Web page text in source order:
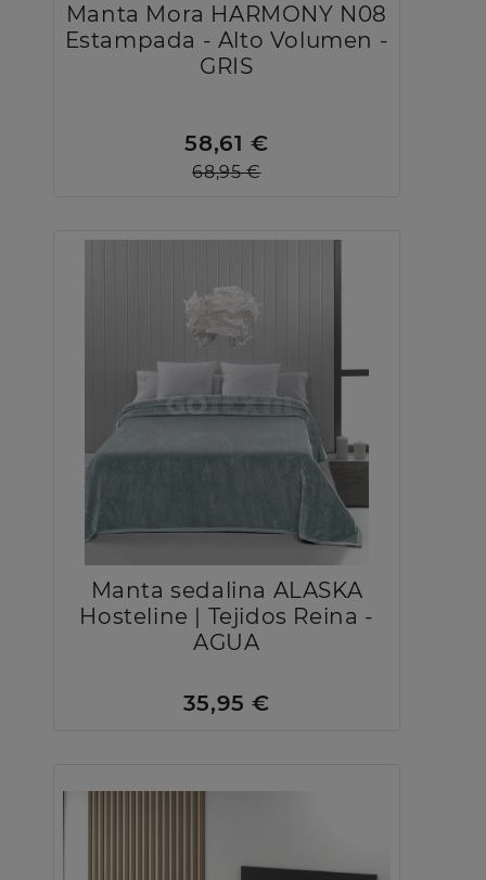
Manta Mora HARMONY N08
Estampada - Alto Volumen -
GRIS
58,61 €
68,95 €
Manta sedalina ALASKA
Hosteline | Tejidos Reina -
AGUA
35,95 €